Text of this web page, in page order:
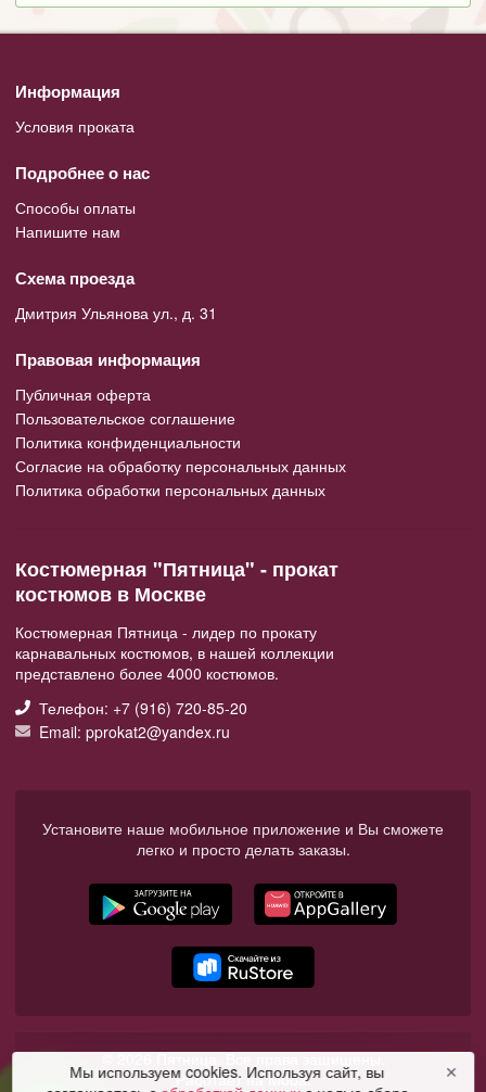
Информация
Условия проката
Подробнее о нас
Способы оплаты
Напишите нам
Схема проезда
Дмитрия Ульянова ул., д. 31
Правовая информация
Публичная оферта
Пользовательское соглашение
Политика конфиденциальности
Согласие на обработку персональных данных
Политика обработки персональных данных
Костюмерная "Пятница" - прокат
костюмов в Москве
Костюмерная Пятница - лидер по прокату
карнавальных костюмов, в нашей коллекции
представлено более 4000 костюмов.
Телефон: +7 (916) 720-85-20
Email: pprokat2@yandex.ru
Установите наше мобильное приложение и Вы сможете
легко и просто делать заказы.
© 2026 Пятница. Все права защищены.
Работает на Moba.
Мы используем cookies. Используя сайт, вы
✕